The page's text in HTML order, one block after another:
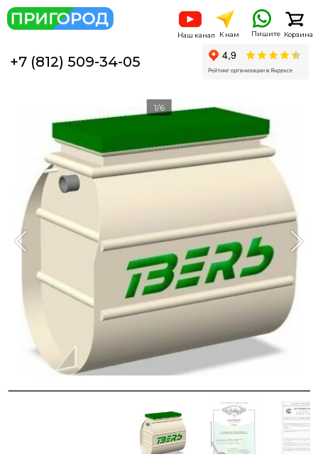
Наш канал К нам Пишите Корзина
+7 (812) 509-34-05
1/6